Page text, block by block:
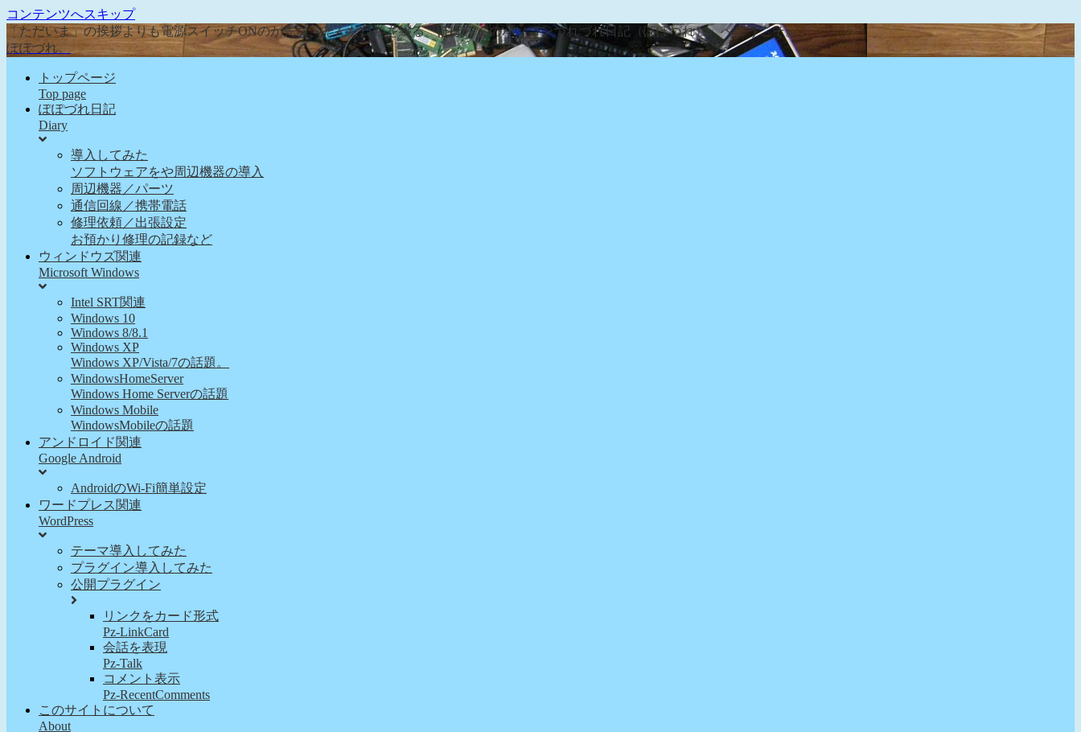
コンテンツへスキップ
「ただいま」の挨拶よりも電源スイッチONのが先な、そんな日常を綴る『ぽぽろんのパソコンつれづれ日記（ぽぽづれ）』へようこそ。
ぽぽづれ。
トップページ
Top page
ぽぽづれ日記
Diary
導入してみた
ソフトウェアをや周辺機器の導入
周辺機器／パーツ
通信回線／携帯電話
修理依頼／出張設定
お預かり修理の記録など
ウィンドウズ関連
Microsoft Windows
Intel SRT関連
Windows 10
Windows 8/8.1
Windows XP
Windows XP/Vista/7の話題。
WindowsHomeServer
Windows Home Serverの話題
Windows Mobile
WindowsMobileの話題
アンドロイド関連
Google Android
AndroidのWi-Fi簡単設定
ワードプレス関連
WordPress
テーマ導入してみた
プラグイン導入してみた
公開プラグイン
リンクをカード形式
Pz-LinkCard
会話を表現
Pz-Talk
コメント表示
Pz-RecentComments
このサイトについて
About